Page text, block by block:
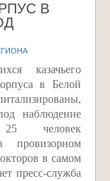
В
казачьего
в Белой
наблюдение
человек
провизорном
в самом
пресс-служба